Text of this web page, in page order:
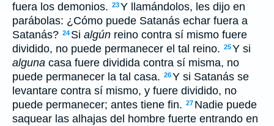
fuera los demonios. 23Y llamándolos, les dijo en
parábolas: ¿Cómo puede Satanás echar fuera a
Satanás? 24 Si algún reino contra sí mismo fuere
dividido, no puede permanecer el tal reino. 25Y si
alguna casa fuere dividida contra sí misma, no
puede permanecer la tal casa. 26Y si Satanás se
levantare contra sí mismo, y fuere dividido, no
puede permanecer; antes tiene fin. 27 Nadie puede
saquear las alhajas del hombre fuerte entrando en